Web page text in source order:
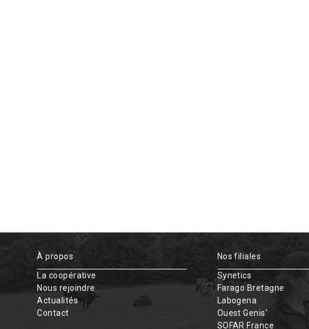
À propos
La coopérative
Nous rejoindre
Actualités
Contact
Nos filiales
Synetics
Farago Bretagne
Labogena
Ouest Genis'
SOFAR France